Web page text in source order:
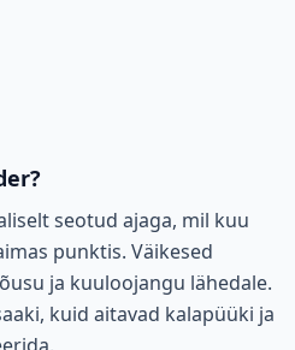
seotud ajaga, mil kuu
punktis. Väikesed
ja kuuloojangu lähedale.
kuid aitavad kalapüüki ja